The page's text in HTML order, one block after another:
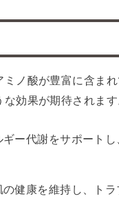
ノ酸が豊富に含ま
効果が期待されます
ー代謝をサポート
健康を維持し、トラ